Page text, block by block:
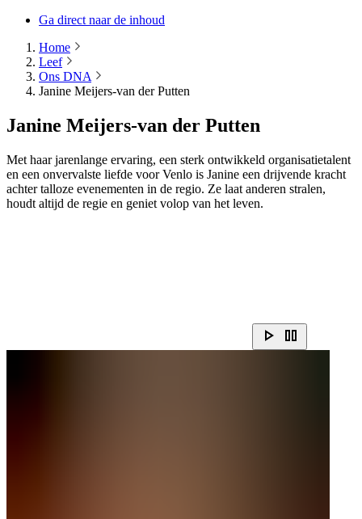
Ga direct naar de inhoud
Home
Leef
Ons DNA
Janine Meijers-van der Putten
Janine Meijers-van der Putten
Met haar jarenlange ervaring, een sterk ontwikkeld organisatietalent
en een onvervalste liefde voor Venlo is Janine een drijvende kracht
achter talloze evenementen in de regio. Ze laat anderen stralen,
houdt altijd de regie en geniet volop van het leven.